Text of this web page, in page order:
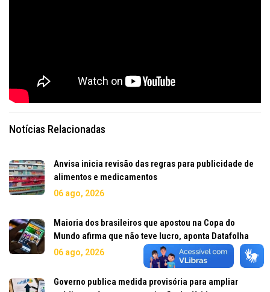
Notícias Relacionadas
Anvisa inicia revisão das regras para publicidade de
alimentos e medicamentos
06 ago, 2026
Maioria dos brasileiros que apostou na Copa do
Mundo afirma que não teve lucro, aponta Datafolha
06 ago, 2026
Governo publica medida provisória para ampliar